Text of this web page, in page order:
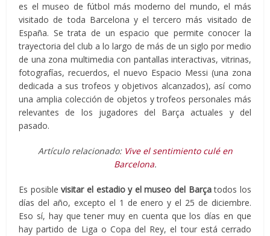
es el museo de fútbol más moderno del mundo, el más
visitado de toda Barcelona y el tercero más visitado de
España. Se trata de un espacio que permite conocer la
trayectoria del club a lo largo de más de un siglo por medio
de una zona multimedia con pantallas interactivas, vitrinas,
fotografías, recuerdos, el nuevo Espacio Messi (una zona
dedicada a sus trofeos y objetivos alcanzados), así como
una amplia colección de objetos y trofeos personales más
relevantes de los jugadores del Barça actuales y del
pasado.
Artículo relacionado: Vive el sentimiento culé en
Barcelona.
Es posiblevisitar el estadio y el museo del Barçatodos los
días del año, excepto el 1 de enero y el 25 de diciembre.
Eso sí, hay que tener muy en cuenta que los días en que
hay partido de Liga o Copa del Rey, el tour está cerrado